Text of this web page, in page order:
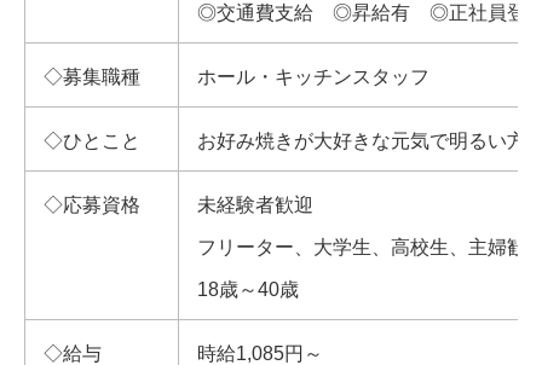
◎交通費支給 ◎昇給有 ◎正社員登
◇募集職種 ホール・キッチンスタッフ
◇ひとこと お好み焼きが大好きな元気で明るい方
◇応募資格 未経験者歓迎
フリーター、大学生、高校生、主婦歓
18歳～40歳
◇給与 時給1,085円～